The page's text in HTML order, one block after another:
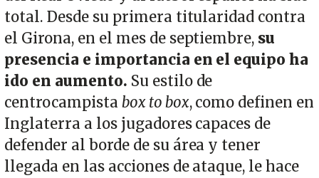
total. Desde su primera titularidad contra
el Girona, en el mes de septiembre, su
presencia e importancia en el equipo ha
ido en aumento. Su estilo de
centrocampistabox to box, como definen en
Inglaterra a los jugadores capaces de
defender al borde de su área y tener
llegada en las acciones de ataque, le hace